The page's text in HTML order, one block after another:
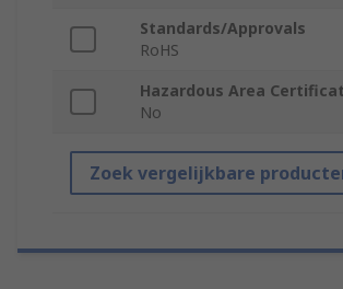
Standards/Approvals
RoHS
Hazardous Area
No
Zoek vergelijkbare